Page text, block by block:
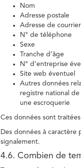
Nom
Adresse postale
Adresse de
N° de téléphone
Sexe
Tranche d’âge
N° d’entreprise
Site web éventuel
Autres données
registre national
une escroquerie
Ces données sont
Des données à
signalement.
4.6. Combien de